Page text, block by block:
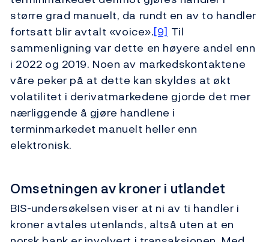
større grad manuelt, da rundt en av to handler
fortsatt blir avtalt «voice».[9] Til
sammenligning var dette en høyere andel enn
i 2022 og 2019. Noen av markedskontaktene
våre peker på at dette kan skyldes at økt
volatilitet i derivatmarkedene gjorde det mer
nærliggende å gjøre handlene i
terminmarkedet manuelt heller enn
elektronisk.
Omsetningen av kroner i utlandet
BIS-undersøkelsen viser at ni av ti handler i
kroner avtales utenlands, altså uten at en